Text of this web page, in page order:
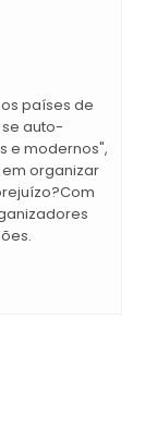
países de
auto-
e modernos",
organizar